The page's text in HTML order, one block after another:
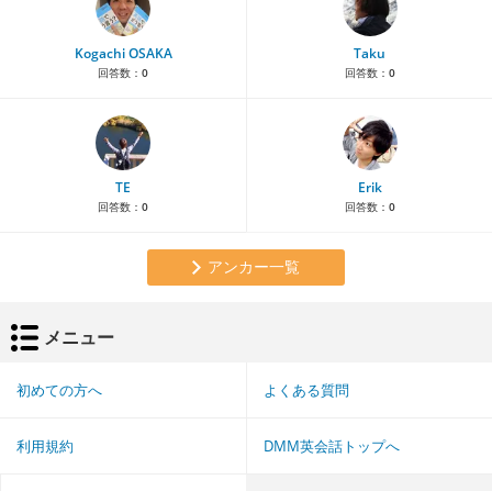
Kogachi OSAKA
回答数： 0
Taku
回答数： 0
TE
回答数： 0
Erik
回答数： 0
アンカー一覧
メニュー
初めての方へ よくある質問
利用規約 DMM英会話トップへ